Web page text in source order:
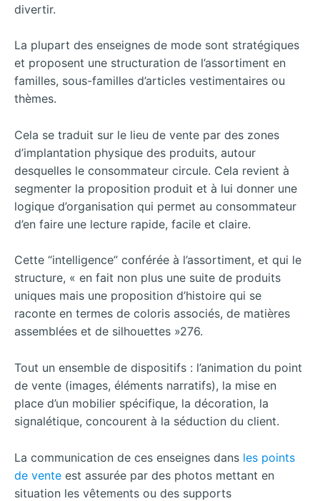
divertir.
La plupart des enseignes de mode sont stratégiques
et proposent une structuration de l’assortiment en
familles, sous-familles d’articles vestimentaires ou
thèmes.
Cela se traduit sur le lieu de vente par des zones
d’implantation physique des produits, autour
desquelles le consommateur circule. Cela revient à
segmenter la proposition produit et à lui donner une
logique d’organisation qui permet au consommateur
d’en faire une lecture rapide, facile et claire.
Cette “intelligence” conférée à l’assortiment, et qui le
structure, « en fait non plus une suite de produits
uniques mais une proposition d’histoire qui se
raconte en termes de coloris associés, de matières
assemblées et de silhouettes »276.
Tout un ensemble de dispositifs : l’animation du point
de vente (images, éléments narratifs), la mise en
place d’un mobilier spécifique, la décoration, la
signalétique, concourent à la séduction du client.
La communication de ces enseignes dans les points
de vente est assurée par des photos mettant en
situation les vêtements ou des supports